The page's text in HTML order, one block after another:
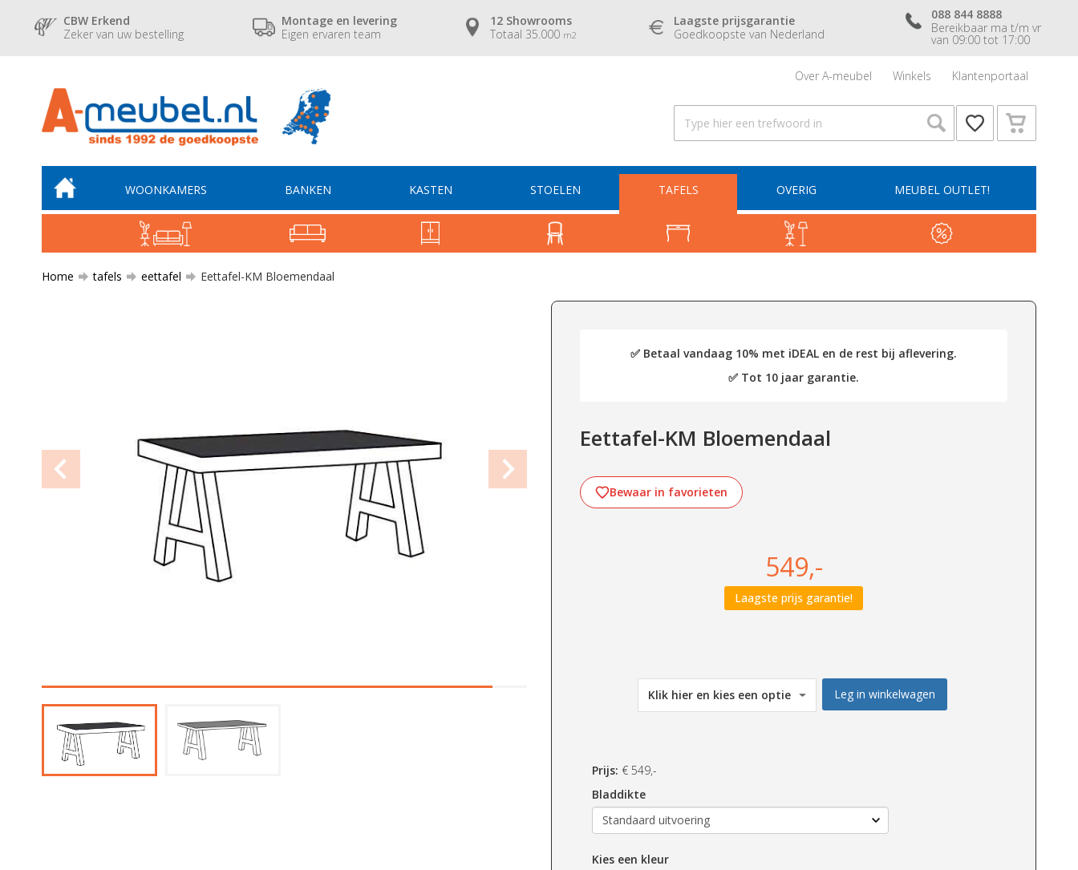
CBW Erkend
Zeker van uw bestelling
Montage en levering
Eigen ervaren team
12 Showrooms
Totaal 35.000 m2
Laagste prijsgarantie
Goedkoopste van Nederland
088 844 8888
Bereikbaar ma t/m vr
van 09:00 tot 17:00
Over A-meubel Winkels Klantenportaal
WOONKAMERS BANKEN KASTEN STOELEN TAFELS OVERIG MEUBEL OUTLET!
Home tafels eettafel Eettafel-KM Bloemendaal
✅ Betaal vandaag 10% met iDEAL en de rest bij aflevering.
✅ Tot 10 jaar garantie.
Eettafel-KM Bloemendaal
Bewaar in favorieten
549,-
Laagste prijs garantie!
Leg in winkelwagen
Prijs: € 549,-
Bladdikte
Kies een kleur